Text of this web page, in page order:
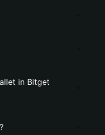
in Bitget